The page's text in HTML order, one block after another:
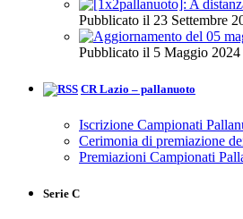
Pubblicato il 23 Settembre
Pubblicato il 5 Maggio 2024
CR Lazio – pallanuoto
Iscrizione Campionati
Cerimonia di premiazione
Premiazioni Campionati
Serie C